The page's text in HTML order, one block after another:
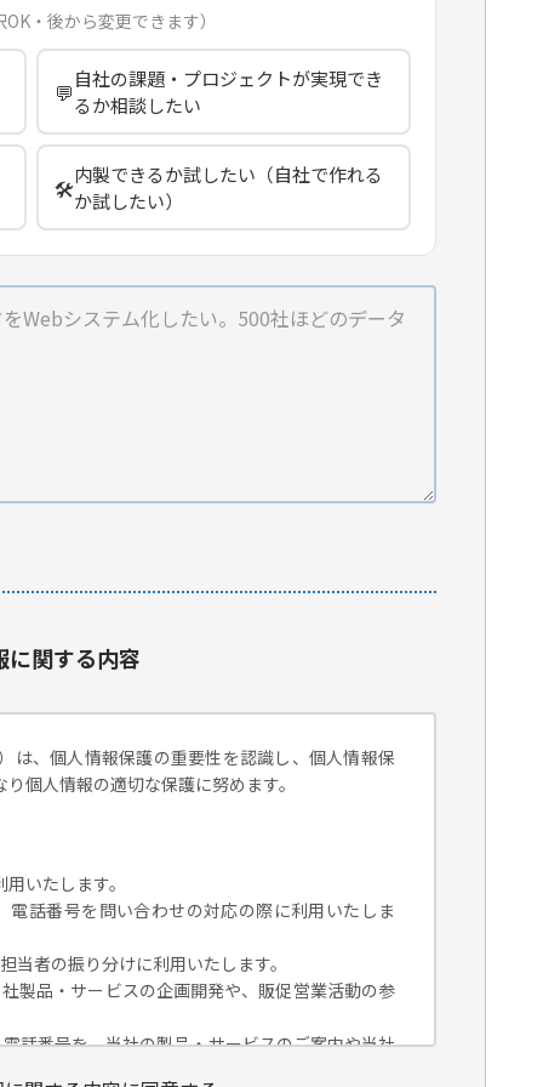
・後から変更できます）
💬自社の課題・プロジェクトが実現でき
るか相談したい
🛠️内製できるか試したい（自社で作れる
か試したい）
に関する内容
は、個人情報保護の重要性を認識し、個人情報保
個人情報の適切な保護に努めます。
いたします。
話番号を問い合わせの対応の際に利用いたしま
者の振り分けに利用いたします。
製品・サービスの企画開発や、販促営業活動の参
話番号を、当社の製品・サービスのご案内や当社